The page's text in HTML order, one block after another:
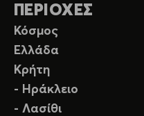
ΠΕΡΙΟΧΕΣ
Κόσμος
Ελλάδα
Κρήτη
- Ηράκλειο
- Λασίθι